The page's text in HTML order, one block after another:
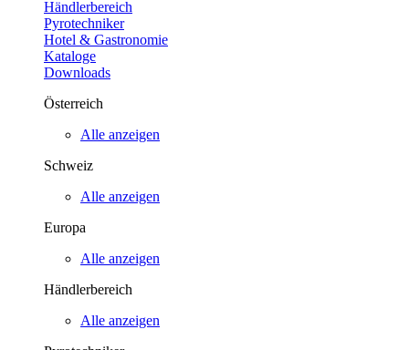
Händlerbereich
Pyrotechniker
Hotel & Gastronomie
Kataloge
Downloads
Österreich
Alle anzeigen
Schweiz
Alle anzeigen
Europa
Alle anzeigen
Händlerbereich
Alle anzeigen